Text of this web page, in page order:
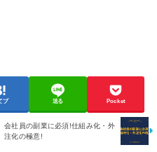
ブ 送る Pocket
会社員の副業に必須!仕組み化・外
注化の極意!